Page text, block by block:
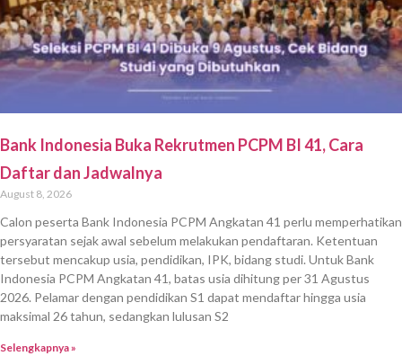
Bank Indonesia Buka Rekrutmen PCPM BI 41, Cara
Daftar dan Jadwalnya
August 8, 2026
Calon peserta Bank Indonesia PCPM Angkatan 41 perlu memperhatikan
persyaratan sejak awal sebelum melakukan pendaftaran. Ketentuan
tersebut mencakup usia, pendidikan, IPK, bidang studi. Untuk Bank
Indonesia PCPM Angkatan 41, batas usia dihitung per 31 Agustus
2026. Pelamar dengan pendidikan S1 dapat mendaftar hingga usia
maksimal 26 tahun, sedangkan lulusan S2
Selengkapnya »